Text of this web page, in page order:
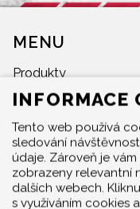
MENU
Produkty
O značce
O nás
Prodejci
Kontakty
Cookie policy
INFORMACE
Tento web používá
sledování
údaje. Zároveň je
zobrazeny relevantní
dalších webech.
s využíváním cookies